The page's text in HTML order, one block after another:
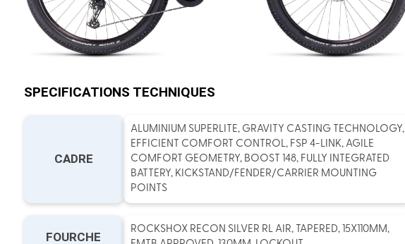
SPECIFICATIONS TECHNIQUES
CADRE
ALUMINIUM SUPERLITE, GRAVITY CASTING TECHNOLOGY,
EFFICIENT COMFORT CONTROL, FSP 4-LINK, AGILE
COMFORT GEOMETRY, BOOST 148, FULLY INTEGRATED
BATTERY, KICKSTAND/FENDER/CARRIER MOUNTING
POINTS
FOURCHE
ROCKSHOX RECON SILVER RL AIR, TAPERED, 15X110MM,